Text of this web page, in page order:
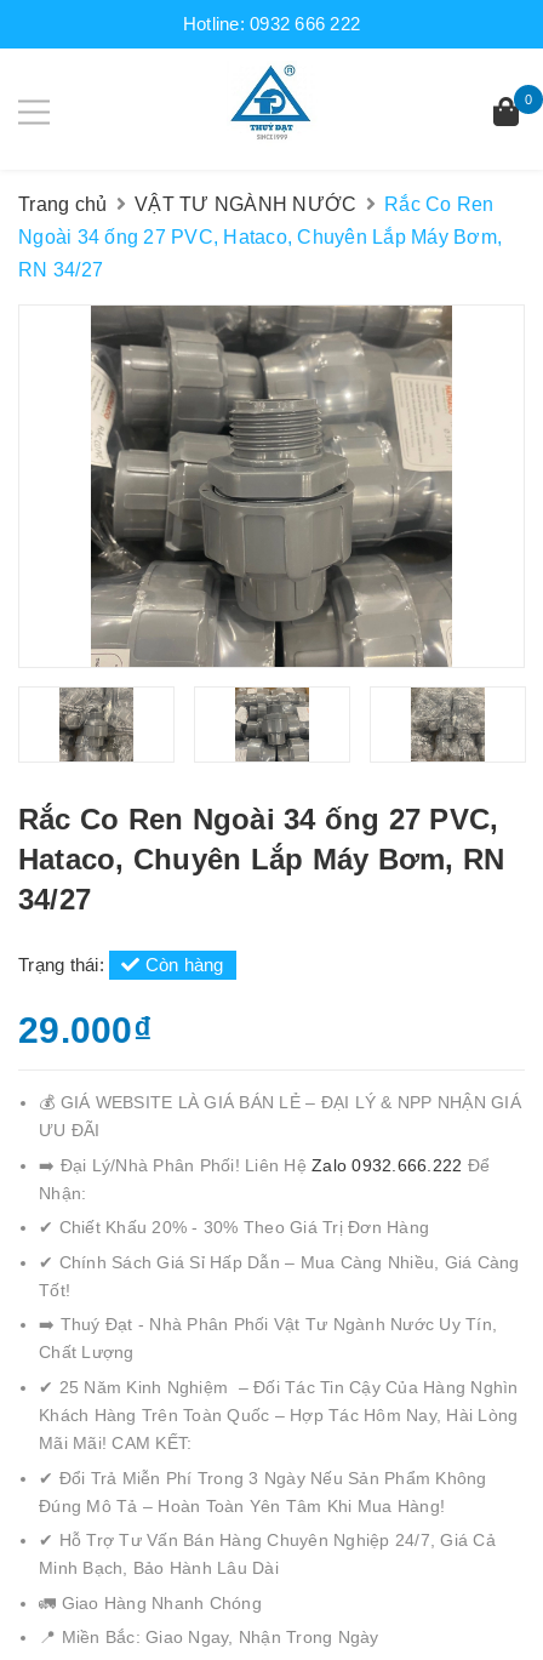
Hotline:0932 666 222
0
Trang chủ VẬT TƯ NGÀNH NƯỚC
Rắc Co Ren
Ngoài 34 ống 27 PVC, Hataco, Chuyên Lắp Máy Bơm,
RN 34/27
Rắc Co Ren Ngoài 34 ống 27 PVC,
Hataco, Chuyên Lắp Máy Bơm, RN
34/27
Trạng thái: Còn hàng
29.000₫
💰 GIÁ WEBSITE LÀ GIÁ BÁN LẺ – ĐẠI LÝ & NPP NHẬN GIÁ
ƯU ĐÃI
➡️ Đại Lý/Nhà Phân Phối! Liên Hệ Zalo 0932.666.222 Để
Nhận:
✔ Chiết Khấu 20% - 30% Theo Giá Trị Đơn Hàng
✔ Chính Sách Giá Sỉ Hấp Dẫn – Mua Càng Nhiều, Giá Càng
Tốt!
➡️ Thuý Đạt - Nhà Phân Phối Vật Tư Ngành Nước Uy Tín,
Chất Lượng
✔ 25 Năm Kinh Nghiệm – Đối Tác Tin Cậy Của Hàng Nghìn
Khách Hàng Trên Toàn Quốc – Hợp Tác Hôm Nay, Hài Lòng
Mãi Mãi! CAM KẾT:
✔ Đổi Trả Miễn Phí Trong 3 Ngày Nếu Sản Phẩm Không
Đúng Mô Tả – Hoàn Toàn Yên Tâm Khi Mua Hàng!
✔ Hỗ Trợ Tư Vấn Bán Hàng Chuyên Nghiệp 24/7, Giá Cả
Minh Bạch, Bảo Hành Lâu Dài
🚛 Giao Hàng Nhanh Chóng
📍 Miền Bắc: Giao Ngay, Nhận Trong Ngày